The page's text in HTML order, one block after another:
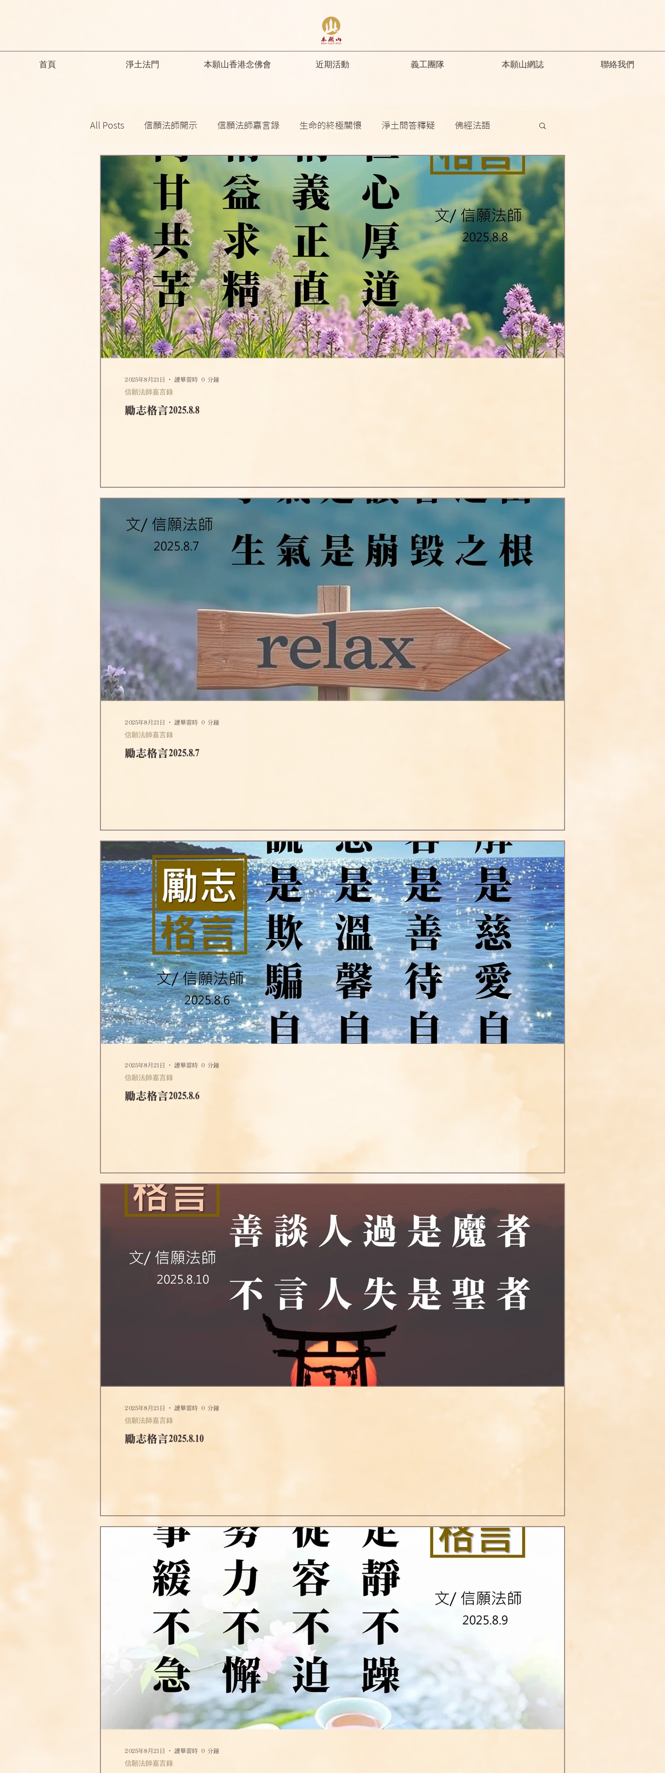
首頁 淨土法門 本願山香港念佛會 近期活動 義工團隊 本願山網誌 聯絡我們
All Posts 信願法師開示 信願法師嘉言錄 生命的終極關懷 淨土問答釋疑 佛經法語
諸師勸勉助念開示 修行人首先要具足正知正見 釋迦教念彌陀
念佛之勝妙 一般故事 菩薩開示 其他 念佛感應 阿彌陀佛四十八願精解
淨土偈頌法語 四十八願問答 法訊活動 每天一句正能量
勵志格言2025.8.8
信願法師嘉言錄
2025年8月21日 讀畢需時 0 分鐘
勵志格言2025.8.7
信願法師嘉言錄
2025年8月21日 讀畢需時 0 分鐘
勵志格言2025.8.6
信願法師嘉言錄
2025年8月21日 讀畢需時 0 分鐘
勵志格言2025.8.10
信願法師嘉言錄
2025年8月21日 讀畢需時 0 分鐘
信願法師嘉言錄
2025年8月21日 讀畢需時 0 分鐘